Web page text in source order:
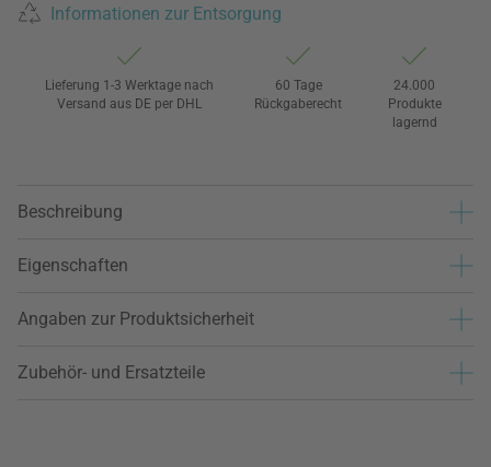
Informationen zur Entsorgung
Lieferung 1-3 Werktage nach
Versand aus DE per DHL
60 Tage
Rückgaberecht
24.000
Produkte
lagernd
Beschreibung
Eigenschaften
Angaben zur Produktsicherheit
Zubehör- und Ersatzteile